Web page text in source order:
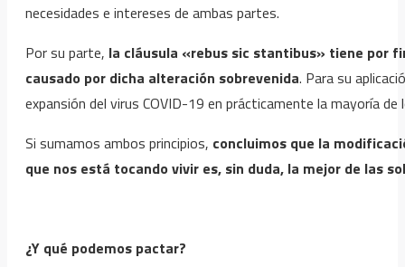
necesidades e intereses de ambas partes.
Por su parte, la cláusula «rebus sic stantibus» tiene por
causado por dicha alteración sobrevenida. Para su
expansión del virus COVID-19 en prácticamente la mayoría
Si sumamos ambos principios, concluimos que la
que nos está tocando vivir es, sin duda, la mejor de las
¿Y qué podemos pactar?